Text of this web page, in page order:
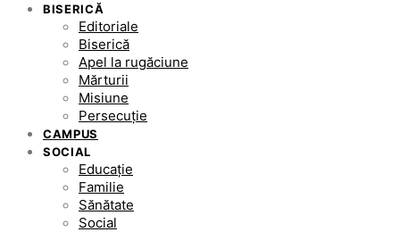
BISERICĂ
Editoriale
Biserică
Apel la rugăciune
Mărturii
Misiune
Persecuție
CAMPUS
SOCIAL
Educație
Familie
Sănătate
Social